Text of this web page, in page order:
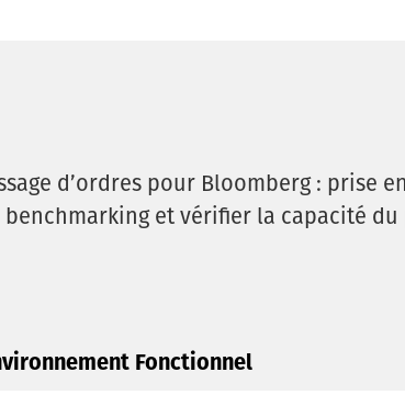
d’ordres pour Bloomberg : prise
et vérifier la capacité
Fonctionnel